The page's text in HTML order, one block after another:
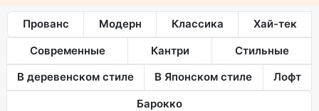
Прованс Модерн Классика
Хай-тек
Современные
Кантри
Стильные
В деревенском стиле
В Японском стиле
Лофт
Барокко